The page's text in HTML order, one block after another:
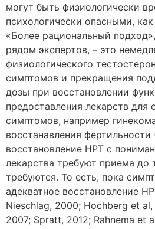
могут быть физиологически
психологически опасными, как
«Более рациональный
рядом экспертов, – это
физиологического
симптомов и прекращения
дозы при восстановлении
предоставления лекарств для
симптомов, например
восстанавления
восстановление HPT с
лекарства требуют приема до
требуются. То есть, пока
адекватное восстановление
Nieschlag, 2000; Hochberg et
2007; Spratt, 2012; Rahnema et